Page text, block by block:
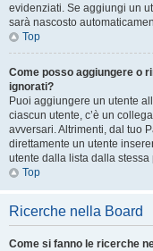
evidenziati. Se aggiungi un
sarà nascosto
Top
Come posso aggiungere o
ignorati?
Puoi aggiungere un utente
ciascun utente, c’è un
avversari. Altrimenti, dal tuo
direttamente un utente
utente dalla lista dalla stessa
Top
Ricerche nella Board
Come si fanno le ricerche